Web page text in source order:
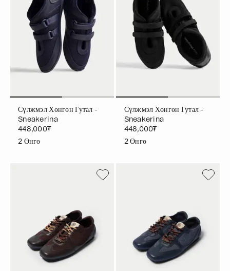
Сүлжмэл Хөнгөн Гутал -
Sneakerina
448,000₮
2 Өнгө
Сүлжмэл Хөнгөн Гутал -
Sneakerina
448,000₮
2Өнгө